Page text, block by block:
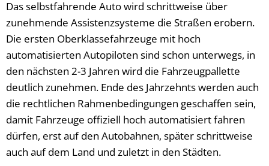
Das selbstfahrende Auto wird schrittweise über
zunehmende Assistenzsysteme die Straßen erobern.
Die ersten Oberklassefahrzeuge mit hoch
automatisierten Autopiloten sind schon unterwegs, in
den nächsten 2-3 Jahren wird die Fahrzeugpallette
deutlich zunehmen. Ende des Jahrzehnts werden auch
die rechtlichen Rahmenbedingungen geschaffen sein,
damit Fahrzeuge offiziell hoch automatisiert fahren
dürfen, erst auf den Autobahnen, später schrittweise
auch auf dem Land und zuletzt in den Städten.